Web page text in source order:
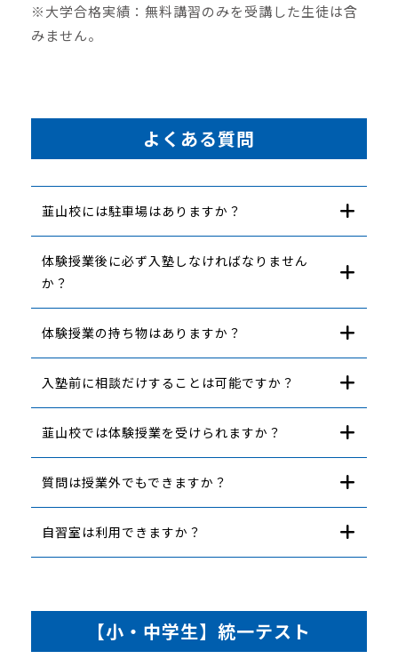
※大学合格実績：無料講習のみを受講した生徒は含
みません。
よくある質問
韮山校には駐車場はありますか？
体験授業後に必ず入塾しなければなりません
か？
体験授業の持ち物はありますか？
入塾前に相談だけすることは可能ですか？
韮山校では体験授業を受けられますか？
質問は授業外でもできますか？
自習室は利用できますか？
【小・中学生】統一テスト